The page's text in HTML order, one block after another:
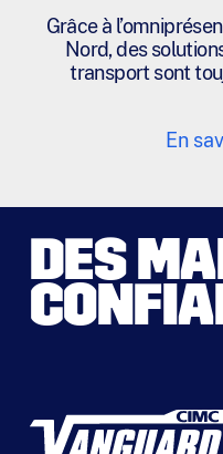
Grâce à
Nord, des
transport sont
En
DES